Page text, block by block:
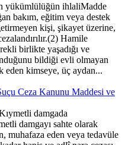
yükümlülüğün ihlaliMadde
bakım, eğitim veya destek
kişi, şikayet üzerine,
Hamile
birlikte yaşadığı ve
bildiği evli olmayan
eden kimseye, üç aydan...
Ceza Kanunu Maddesi ve
damgada
damgayı sahte olarak
muhafaza eden veya tedavüle